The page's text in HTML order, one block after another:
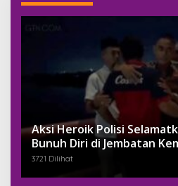
Aksi Heroik Polisi
Bunuh Diri di Jembatan
3721 Dilihat